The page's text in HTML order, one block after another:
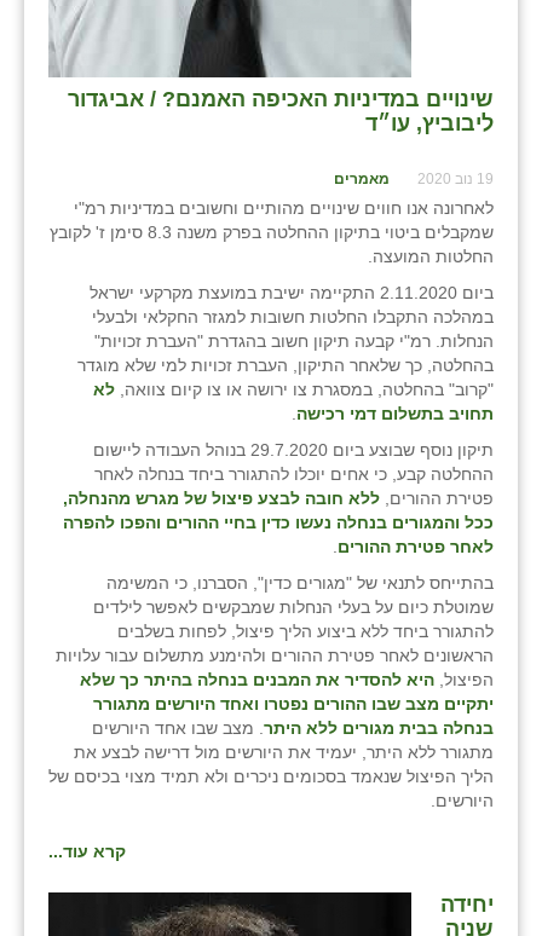
שינויים במדיניות האכיפה האמנם? / אביגדור
ליבוביץ, עו״ד
19 נוב 2020 מאמרים
לאחרונה אנו חווים שינויים מהותיים וחשובים במדיניות רמ"י
שמקבלים ביטוי בתיקון ההחלטה בפרק משנה 8.3 סימן ז' לקובץ
החלטות המועצה.
ביום 2.11.2020 התקיימה ישיבת במועצת מקרקעי ישראל
במהלכה התקבלו החלטות חשובות למגזר החקלאי ולבעלי
הנחלות. רמ"י קבעה תיקון חשוב בהגדרת "העברת זכויות"
בהחלטה, כך שלאחר התיקון, העברת זכויות למי שלא מוגדר
"קרוב" בהחלטה, במסגרת צו ירושה או צו קיום צוואה, לא
תחויב בתשלום דמי רכישה
תיקון נוסף שבוצע ביום 29.7.2020 בנוהל העבודה ליישום
ההחלטה קבע, כי אחים יוכלו להתגורר ביחד בנחלה לאחר
פטירת ההורים, ללא חובה לבצע פיצול של מגרש מהנחלה,
ככל והמגורים בנחלה נעשו כדין בחיי ההורים והפכו להפרה
לאחר פטירת ההורים
בהתייחס לתנאי של "מגורים כדין", הסברנו, כי המשימה
שמוטלת כיום על בעלי הנחלות שמבקשים לאפשר לילדים
להתגורר ביחד ללא ביצוע הליך פיצול, לפחות בשלבים
הראשונים לאחר פטירת ההורים ולהימנע מתשלום עבור עלויות
הפיצול, היא להסדיר את המבנים בנחלה בהיתר כך שלא
יתקיים מצב שבו ההורים נפטרו ואחד היורשים מתגורר
בנחלה בבית מגורים ללא היתר . מצב שבו אחד היורשים
מתגורר ללא היתר, יעמיד את היורשים מול דרישה לבצע את
הליך הפיצול שנאמד בסכומים ניכרים ולא תמיד מצוי בכיסם של
היורשים.
קרא עוד...
יחידה
שניה